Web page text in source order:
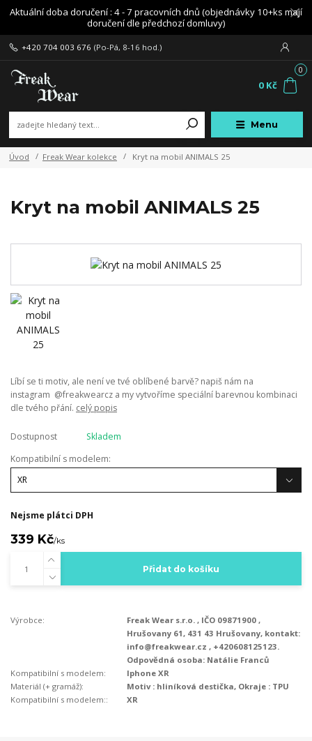
Aktuální doba doručení : 4 - 7 pracovních dnů (objednávky 10+ks mají
doručení dle předchozí domluvy)
Menu
+420 704 003 676 (Po-Pá, 8-16 hod.)
0
0 Kč
Úvod Freak Wear kolekce Kryt na mobil ANIMALS 25
Kryt na mobil ANIMALS 25
Líbí se ti motiv, ale není ve tvé oblíbené barvě? napiš nám na
instagram @freakwearcz a my vytvoříme speciální barevnou kombinaci
dle tvého přání. celý popis
Dostupnost
Skladem
Kompatibilní s modelem:
Nejsme plátci DPH
339 Kč/ks
Přidat do košíku
Výrobce:
Freak Wear s.r.o. , IČO 09871900 ,
Hrušovany 61, 431 43 Hrušovany, kontakt:
info@freakwear.cz , +420608125123.
Odpovědná osoba: Natálie Franců
Kompatibilní s modelem:
Iphone XR
Materiál (+ gramáž):
Motiv : hliníková destička, Okraje : TPU
Kompatibilní s modelem::
XR